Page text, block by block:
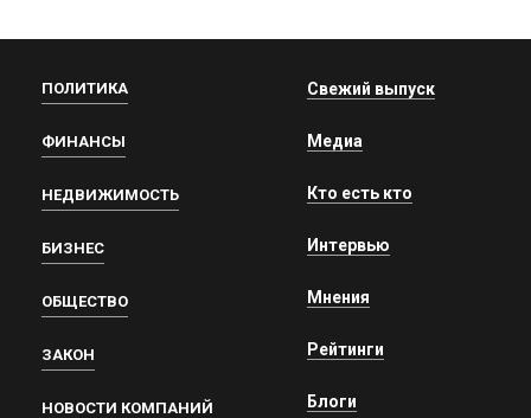
ПОЛИТИКА
ФИНАНСЫ
НЕДВИЖИМОСТЬ
БИЗНЕС
ОБЩЕСТВО
ЗАКОН
НОВОСТИ КОМПАНИЙ
Свежий выпуск
Медиа
Кто есть кто
Интервью
Мнения
Рейтинги
Блоги